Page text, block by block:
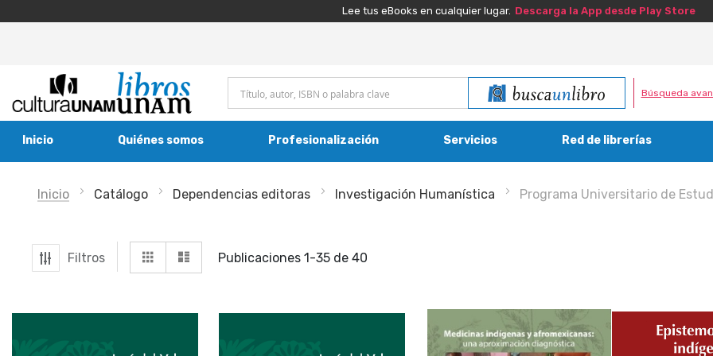
Lee tus eBooks en cualquier lugar. Descarga la App desde Play Store
Búsqueda
Inicio Quiénes somos Profesionalización Servicios Red de librerías
Inicio Catálogo Dependencias editoras Investigación Humanística Programa Universitario de
Filtros
Ver
como
Grilla ListaPublicaciones 1-35 de 40